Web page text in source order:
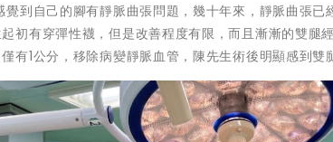
到自己的腳有靜脈曲張問題，幾十年來，靜脈曲張已
初有穿彈性襪，但是改善程度有限，而且漸漸的雙腿
有1公分，移除病變靜脈血管，陳先生術後明顯感到雙